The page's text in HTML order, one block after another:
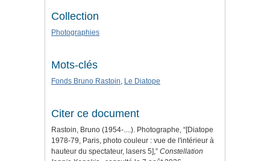
Collection
Photographies
Mots-clés
Fonds Bruno Rastoin, Le Diatope
Citer ce document
Rastoin, Bruno (1954-....). Photographe, “[Diatope
1978-79, Paris, photo couleur : vue de l'intérieur à
hauteur du spectateur, lasers 5],” Constellation